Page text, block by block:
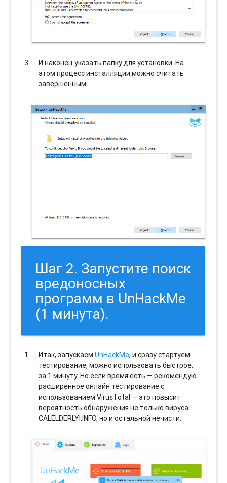
И наконец указать папку для установки. На
этом процесс инсталляции можно считать
завершенным.
Шаг 2. Запустите поиск
вредоносных
программ в UnHackMe
(1 минута).
Итак, запускаемUnHackMe, и сразу стартуем
тестирование, можно использовать быстрое,
за 1 минуту. Но если время есть — рекомендую
расширенное онлайн тестирование с
использованием VirusTotal — это повысит
вероятность обнаружения не только вируса
CALELDERLYI.INFO, но и остальной нечисти.